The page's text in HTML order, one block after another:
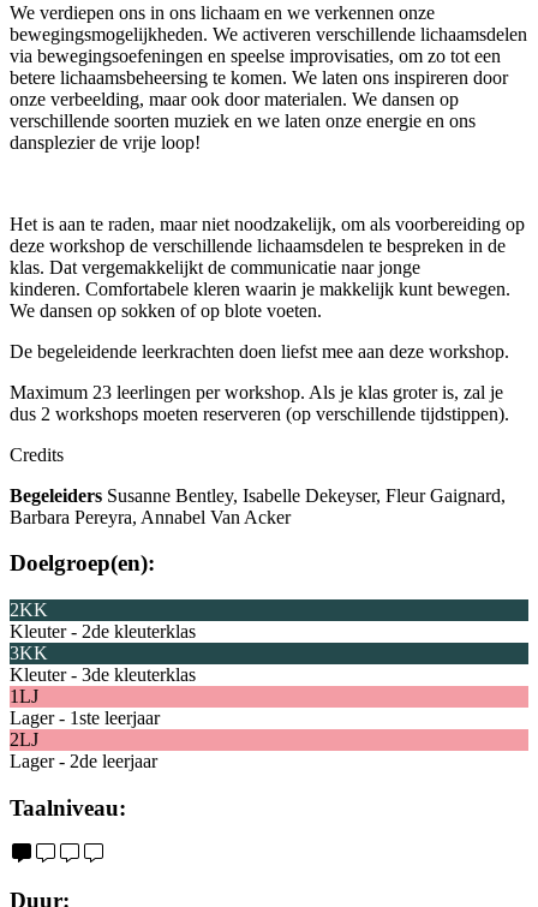
We verdiepen ons in ons lichaam en we verkennen onze
bewegingsmogelijkheden. We activeren verschillende lichaamsdelen
via bewegingsoefeningen en speelse improvisaties, om zo tot een
betere lichaamsbeheersing te komen. We laten ons inspireren door
onze verbeelding, maar ook door materialen. We dansen op
verschillende soorten muziek en we laten onze energie en ons
dansplezier de vrije loop!
Het is aan te raden, maar niet noodzakelijk, om als voorbereiding op
deze workshop de verschillende lichaamsdelen te bespreken in de
klas. Dat vergemakkelijkt de communicatie naar jonge
kinderen. Comfortabele kleren waarin je makkelijk kunt bewegen.
We dansen op sokken of op blote voeten.
De begeleidende leerkrachten doen liefst mee aan deze workshop.
Maximum 23 leerlingen per workshop. Als je klas groter is, zal je
dus 2 workshops moeten reserveren (op verschillende tijdstippen).
Credits
Begeleiders Susanne Bentley, Isabelle Dekeyser, FleurGaignard,
Barbara Pereyra, Annabel Van Acker
Doelgroep(en):
2KK
Kleuter - 2de kleuterklas
3KK
Kleuter - 3de kleuterklas
1LJ
Lager - 1ste leerjaar
2LJ
Lager - 2de leerjaar
Taalniveau:
Duur: